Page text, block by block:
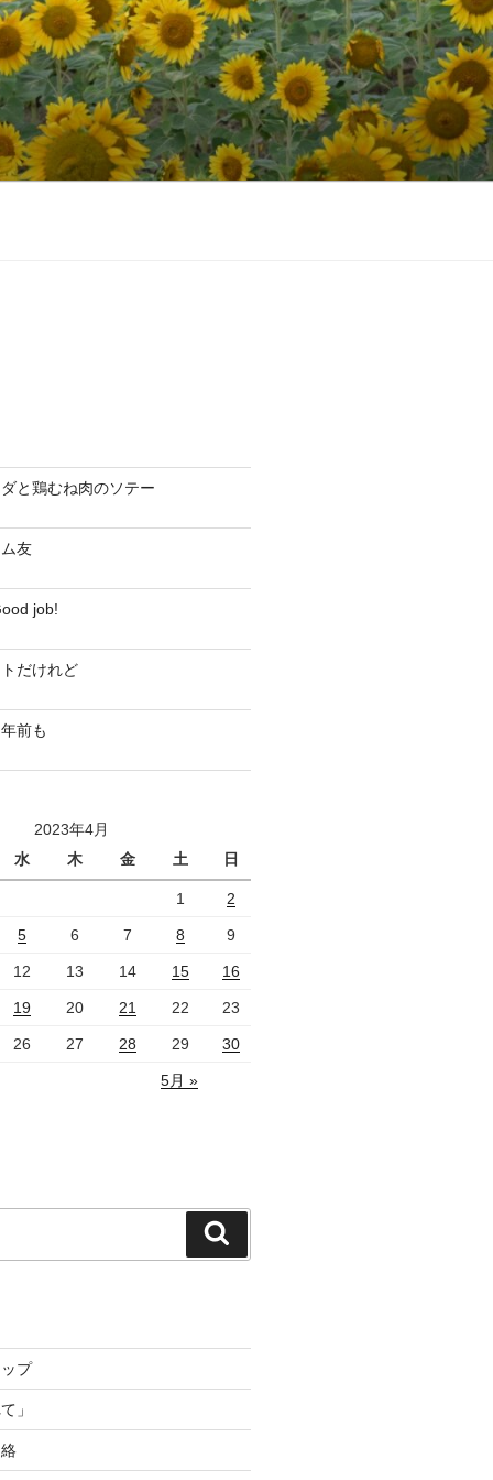
と鶏むね肉のソテー
友
job!
だけれど
前も
2023年4月
水
木 金 土 日
1 2
5 6 7 8 9
12 13 14 15 16
19 20 21 22 23
26 27 28 29 30
5月 »
索
プ
」